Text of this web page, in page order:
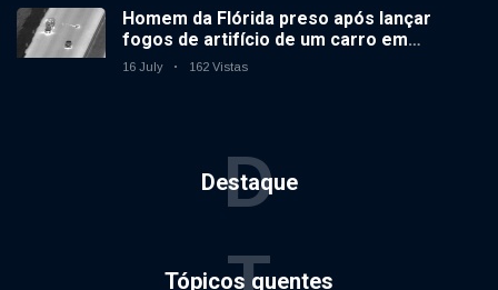
Homem da Flórida preso após lançar
fogos de artifício de um carro em
movimento
16 July 162 Vistas
Destaque
D
Tópicos quentes